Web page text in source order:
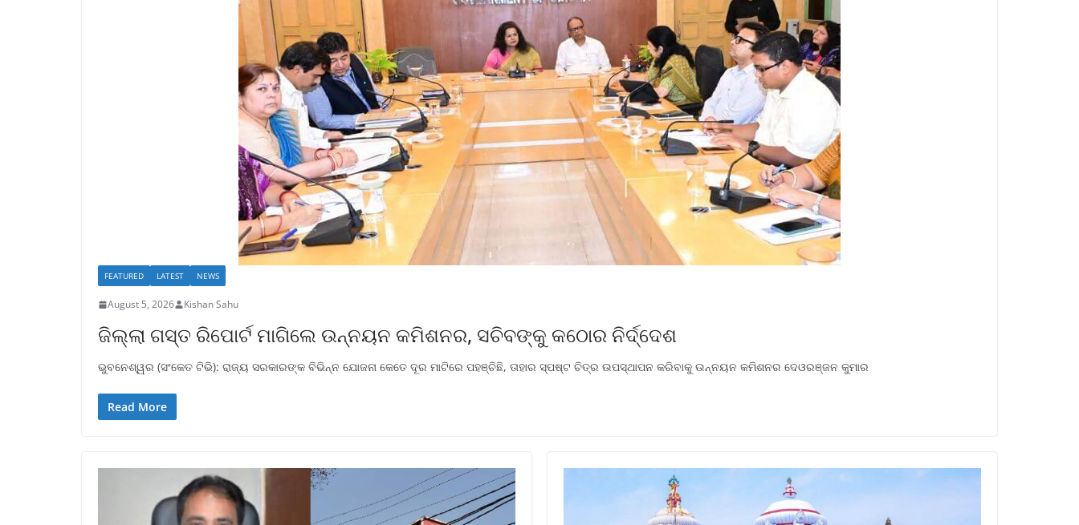
FEATURED LATEST NEWS
August 5, 2026 Kishan Sahu
ଜିଲ୍ଲା ଗସ୍ତ ରିପୋର୍ଟ ମାଗିଲେ ଉନ୍ନୟନ କମିଶନର, ସଚିବଙ୍କୁ କଠୋର ନିର୍ଦ୍ଦେଶ
ଭୁବନେଶ୍ୱର (ସଂକେତ ଟିଭି): ରାଜ୍ୟ ସରକାରଙ୍କ ବିଭିନ୍ନ ଯୋଜନା କେତେ ଦୂର ମାଟିରେ ପହଞ୍ଚିଛି, ତାହାର ସ୍ପଷ୍ଟ ଚିତ୍ର ଉପସ୍ଥାପନ କରିବାକୁ ଉନ୍ନୟନ କମିଶନର ଦେଓରଞ୍ଜନ କୁମାର
Read More